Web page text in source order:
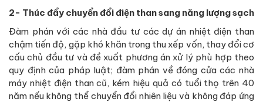
2- Thúc đẩy chuyển đổi điện than sang năng lượng sạch
Đàm phán với các nhà đầu tư các dự án nhiệt điện than
chậm tiến độ, gặp khó khăn trong thu xếp vốn, thay đổi cơ
cấu chủ đầu tư và đề xuất phương án xử lý phù hợp theo
quy định của pháp luật; đàm phán về đóng cửa các nhà
máy nhiệt điện than cũ, kém hiệu quả có tuổi thọ trên 40
năm nếu không thể chuyển đổi nhiên liệu và không đáp ứng